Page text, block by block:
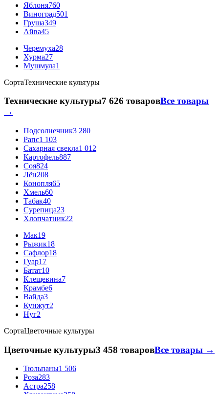
Яблоня760
Виноград501
Груша349
Айва45
Черемуха28
Хурма27
Мушмула1
СортаТехнические культуры
Технические культуры7 626 товаровВсе товары
→
Подсолнечник3 280
Рапс1 103
Сахарная свекла1 012
Картофель887
Соя824
Лён208
Конопля65
Хмель60
Табак40
Сурепица23
Хлопчатник22
Мак19
Рыжик18
Сафлор18
Гуар17
Батат10
Клещевина7
Крамбе6
Вайда3
Кунжут2
Нуг2
СортаЦветочные культуры
Цветочные культуры3 458 товаровВсе товары →
Тюльпаны1 506
Роза283
Астра258